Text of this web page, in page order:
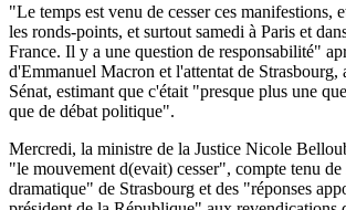
"Le temps est venu de cesser ces manifestions,
les ronds-points, et surtout samedi à Paris et
France. Il y a une question de responsabilité"
d'Emmanuel Macron et l'attentat de
Sénat, estimant que c'était "presque plus une
que de débat politique".
Mercredi, la ministre de la Justice Nicole
"le mouvement d(evait) cesser", compte tenu
dramatique" de Strasbourg et des "réponses